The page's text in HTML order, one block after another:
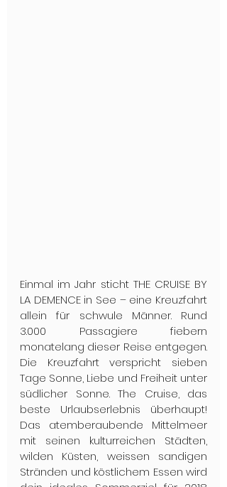
Einmal im Jahr sticht THE CRUISE BY
LA DEMENCE in See – eine Kreuzfahrt
allein für schwule Männer. Rund
3.000 Passagiere fiebern
monatelang dieser Reise entgegen.
Die Kreuzfahrt verspricht sieben
Tage Sonne, Liebe und Freiheit unter
südlicher Sonne. The Cruise, das
beste Urlaubserlebnis überhaupt!
Das atemberaubende Mittelmeer
mit seinen kulturreichen Städten,
wilden Küsten, weissen sandigen
Stränden und köstlichem Essen wird